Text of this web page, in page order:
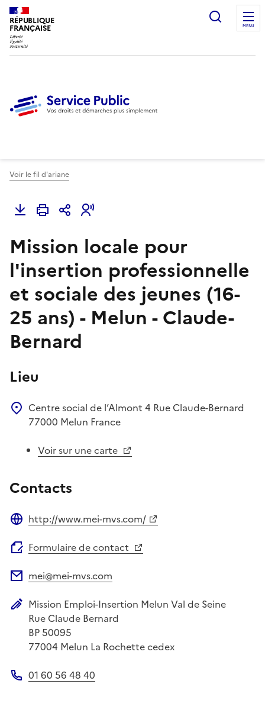
RÉPUBLIQUE
FRANÇAISE
Ouvrir
MENU
Voir le fil d'ariane
Mission locale pour
l'insertion professionnelle
et sociale des jeunes (16-
25 ans) - Melun - Claude-
Bernard
Lieu
Centre social de l’Almont 4 Rue Claude-Bernard
77000 Melun France
Voir sur une carte
Contacts
http://www.mei-mvs.com/
Formulaire de contact
mei@mei-mvs.com
Adresse postale
Mission Emploi-Insertion Melun Val de Seine
Rue Claude Bernard
BP 50095
77004 Melun La Rochette cedex
01 60 56 48 40